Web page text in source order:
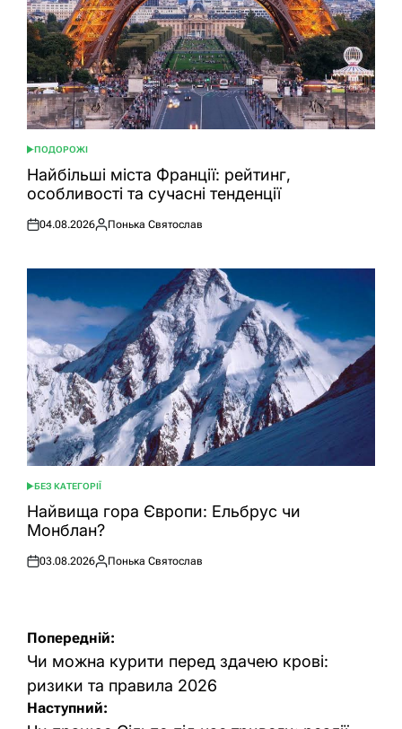
ОПУБЛІКУВАТИ
У
ПОДОРОЖІ
Найбільші міста Франції: рейтинг,
особливості та сучасні тенденції
Оприлюднено
04.08.2026
Опубліковано
Понька Святослав
ОПУБЛІКУВАТИ
У
БЕЗ КАТЕГОРІЇ
Найвища гора Європи: Ельбрус чи
Монблан?
Оприлюднено
03.08.2026
Опубліковано
Понька Святослав
Навігація
записів
Попередній:
Чи можна курити перед здачею крові:
ризики та правила 2026
Наступний: